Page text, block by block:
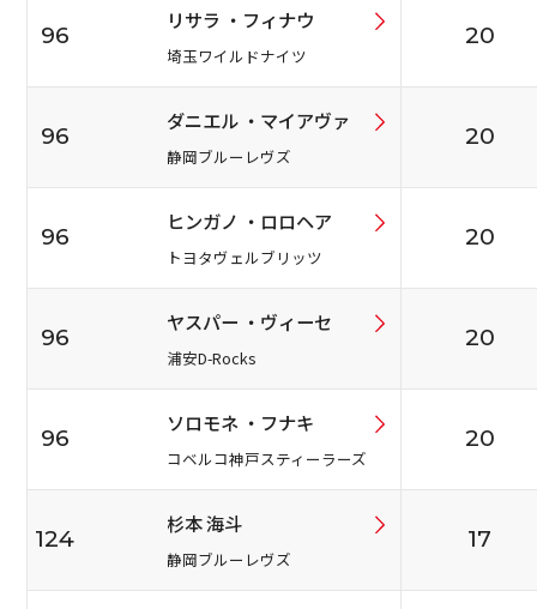
96
リサラ ・フィナウ
埼玉ワイルドナイツ
20
96
ダニエル ・マイアヴァ
静岡ブルーレヴズ
20
96
ヒンガノ ・ロロヘア
トヨタヴェルブリッツ
20
96
ヤスパー ・ヴィーセ
浦安D-Rocks
20
96
ソロモネ ・フナキ
コベルコ神戸スティーラーズ
20
124
杉本 海斗
静岡ブルーレヴズ
17